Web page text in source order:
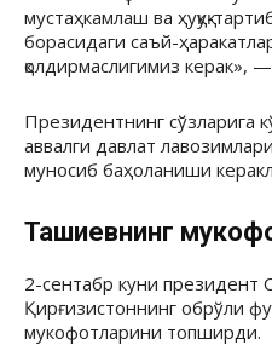
мустаҳкамлаш ва ҳуқуқ-
борасидаги саъй-
қолдирмаслигимиз керак»,
Президентнинг сўзларига
аввалги давлат
муносиб баҳоланиши
Ташиевнинг
2-сентабр куни президент
Қирғизистоннинг обрўли
мукофотларини топширди.